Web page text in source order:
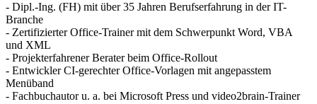
- Dipl.-Ing. (FH) mit über 35 Jahren Berufserfahrung in der IT-
Branche
- Zertifizierter Office-Trainer mit dem Schwerpunkt Word, VBA
und XML
- Projekterfahrener Berater beim Office-Rollout
- Entwickler CI-gerechter Office-Vorlagen mit angepasstem
Menüband
- Fachbuchautor u. a. bei Microsoft Press und video2brain-Trainer